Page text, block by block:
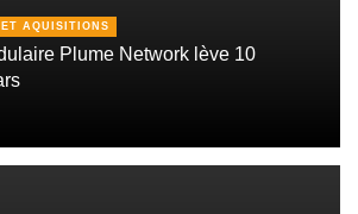
AQUISITIONS
Plume Network lève 10